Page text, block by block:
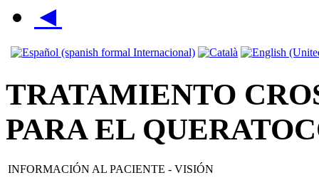
◄
TRATAMIENTO
PARA EL
INFORMACIÓN AL PACIENTE - VISIÓN